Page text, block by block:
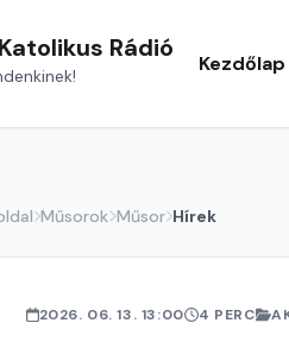
Rádió
Kezdőlap
Műsorok Műsor Hírek
2026. 06. 13. 13:00 4 PERC